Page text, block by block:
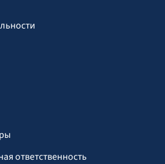
ответственность